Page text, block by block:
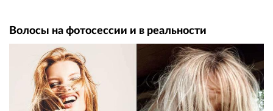
Волосы на фотосессии и в реальности